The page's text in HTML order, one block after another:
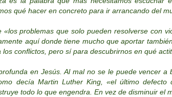
qué hacer en concreto para ir arrancando del
«los problemas que solo pueden resolverse con
aquí donde tiene mucho que aportar
los conflictos, pero sí para descubrirnos en qué
en Jesús. Al mal no se le puede vencer
decía Martin Luther King, «el último
todo lo que engendra. En vez de disminuir el